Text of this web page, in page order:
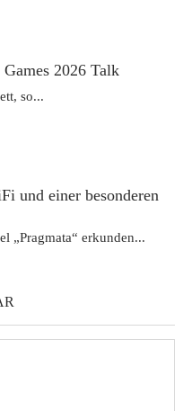
2026 Talk
so...
und einer besonderen
erkunden...